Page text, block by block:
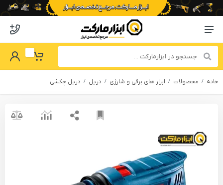
Menu Navigation
My Basket
Password
خانه محصولات ابزار های برقی و شارژی دریل دریل چکشی